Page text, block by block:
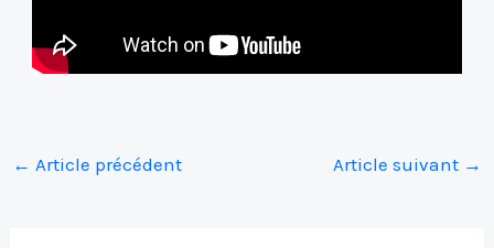
← Article précédent Article suivant →